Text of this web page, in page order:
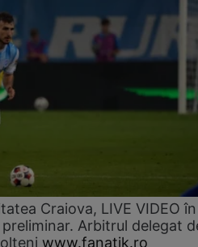
Craiova, LIVE VIDEO în
Arbitrul delegat
www.fanatik.ro